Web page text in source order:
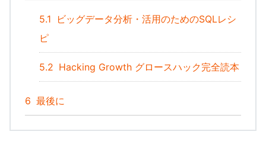
5.1
ビッグデータ分析・活用のためのSQLレシ
ピ
5.2 Hacking Growth グロースハック完全読本
6 最後に